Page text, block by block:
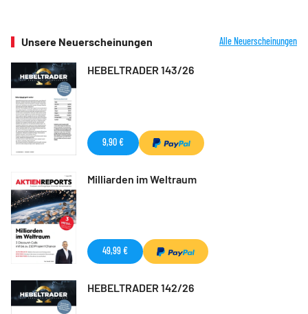
Unsere Neuerscheinungen Alle Neuerscheinungen
HEBELTRADER 143/26
9,90 €
Milliarden im Weltraum
49,99 €
HEBELTRADER 142/26